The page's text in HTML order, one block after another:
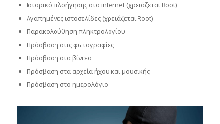
Ιστορικό πλοήγησης στο internet (χρειάζεται Root)
Αγαπημένες ιστοσελίδες (χρειάζεται Root)
Παρακολούθηση πληκτρολογίου
Πρόσβαση στις φωτογραφίες
Πρόσβαση στα βίντεο
Πρόσβαση στα αρχεία ήχου και μουσικής
Πρόσβαση στο ημερολόγιο